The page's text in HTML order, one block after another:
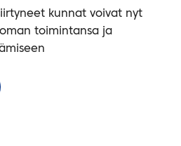
kunnat voivat nyt
toimintansa ja